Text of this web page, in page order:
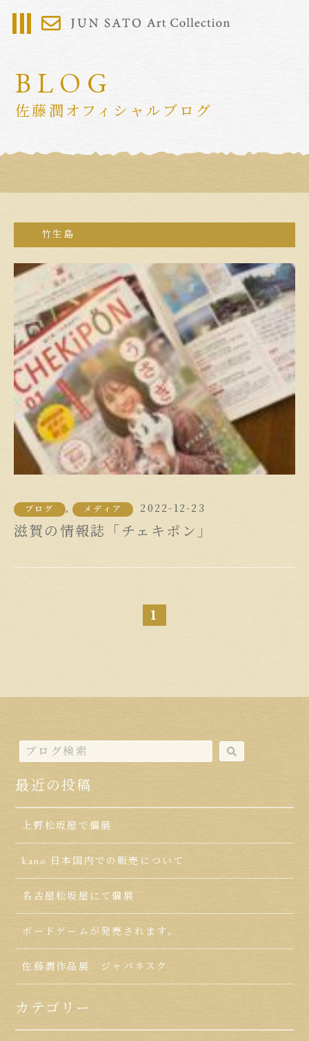
BLOG
佐藤潤オフィシャルブログ
竹生島
ブログ , メディア 2022-12-23
滋賀の情報誌「チェキポン」
1
最近の投稿
上野松坂屋で個展
kano 日本国内での販売について
名古屋松坂屋にて個展
ボードゲームが発売されます。
佐藤潤作品展 ジャパネスク
カテゴリー